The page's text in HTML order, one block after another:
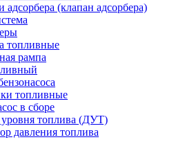
адсорбера (клапан адсорбера)
топливные
рампа
топливные
в сборе
топлива (ДУТ)
давления топлива